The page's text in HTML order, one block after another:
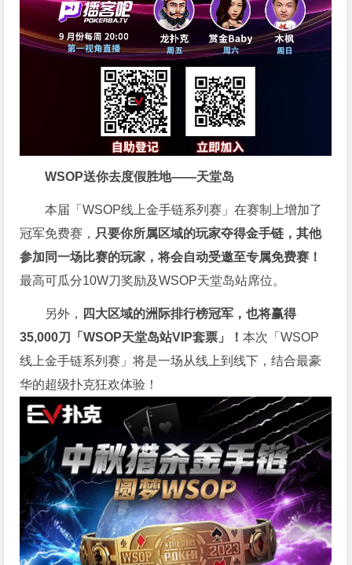
WSOP送你去度假胜地——天堂岛
本届「WSOP线上金手链系列赛」在赛制上增加了
冠军免费赛， 只要你所属区域的玩家夺得金手链，其他
参加同一场比赛的玩家，将会自动受邀至专属免费赛！
最高可瓜分10W刀奖励及WSOP天堂岛站席位。
另外， 四大区域的洲际排行榜冠军，也将赢得
35,000刀「WSOP天堂岛站VIP套票」！本次「WSOP
线上金手链系列赛」将是一场从线上到线下，结合最豪
华的超级扑克狂欢体验！